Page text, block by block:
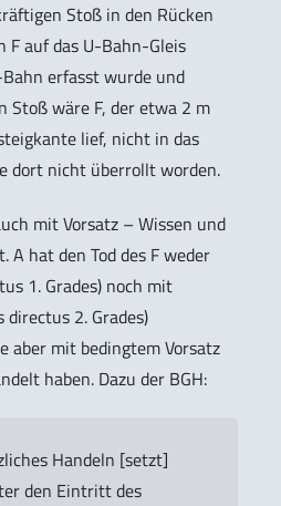
Stoß in den Rücken
auf das U-Bahn-Gleis
erfasst wurde und
Stoß wäre F, der etwa 2 m
lief, nicht in das
dort nicht überrollt worden.
mit Vorsatz – Wissen und
hat den Tod des F weder
1. Grades) noch mit
directus 2. Grades)
aber mit bedingtem Vorsatz
haben. Dazu der BGH:
Handeln [setzt]
den Eintritt des